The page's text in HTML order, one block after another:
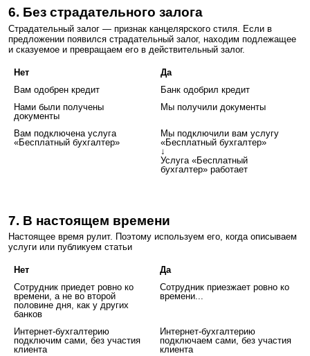
6. Без страдательного залога
Страдательный залог — признак канцелярского стиля. Если в
предложении появился страдательный залог, находим подлежащее
и сказуемое и превращаем его в действительный залог.
Нет
Да
Вам одобрен кредит
Банк одобрил кредит
Нами были получены
документы
Мы получили документы
Вам подключена услуга
«Бесплатный бухгалтер»
Мы подключили вам услугу
«Бесплатный бухгалтер»
↓
Услуга «Бесплатный
бухгалтер» работает
7. В настоящем времени
Настоящее время рулит. Поэтому используем его, когда описываем
услуги или публикуем статьи
Нет
Да
Сотрудник приедет ровно ко
времени, а не во второй
половине дня, как у других
банков
Сотрудник приезжает ровно ко
времени...
Интернет-бухгалтерию
подключим сами, без участия
клиента
Интернет-бухгалтерию
подключаем сами, без участия
клиента